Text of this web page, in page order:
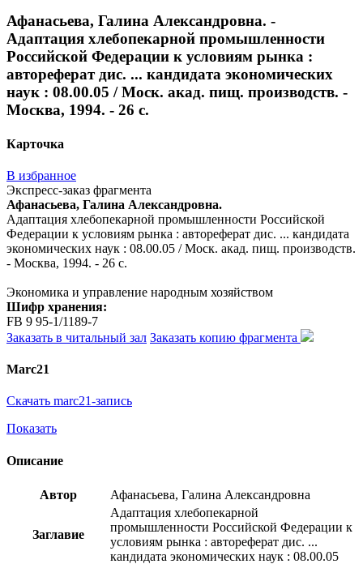
Афанасьева, Галина Александровна. -
Адаптация хлебопекарной промышленности
Российской Федерации к условиям рынка :
автореферат дис. ... кандидата экономических
наук : 08.00.05 / Моск. акад. пищ. производств. -
Москва, 1994. - 26 с.
Карточка
В избранное
Экспресс-заказ фрагмента
Афанасьева, Галина Александровна.
Адаптация хлебопекарной промышленности Российской
Федерации к условиям рынка : автореферат дис. ... кандидата
экономических наук : 08.00.05 / Моск. акад. пищ. производств.
- Москва, 1994. - 26 с.
Экономика и управление народным хозяйством
Шифр хранения:
FB 9 95-1/1189-7
Заказать в читальный зал Заказать копию фрагмента
Marc21
Скачать marc21-запись
Показать
Описание
Автор Афанасьева, Галина Александровна
Заглавие
Адаптация хлебопекарной
промышленности Российской Федерации к
условиям рынка : автореферат дис. ...
кандидата экономических наук : 08.00.05